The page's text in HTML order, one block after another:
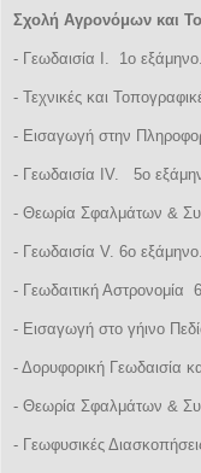
Σχολή Αγρονόμων και
- Γεωδαισία Ι. 1ο εξάμηνο.
- Τεχνικές και
- Εισαγωγή στην
- Γεωδαισία IV. 5ο
- Θεωρία Σφαλμάτων &
- Γεωδαισία V. 6ο εξάμηνο.
- Γεωδαιτική Αστρονομία
- Εισαγωγή στο γήινο
- Δορυφορική Γεωδαισία
- Θεωρία Σφαλμάτων &
- Γεωφυσικές